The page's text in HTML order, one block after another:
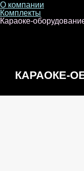
О компании
Комплекты
Караоке-
КАРАОКЕ-